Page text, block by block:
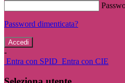
Password dimenticata?
-
Entra con SPID Entra con CIE